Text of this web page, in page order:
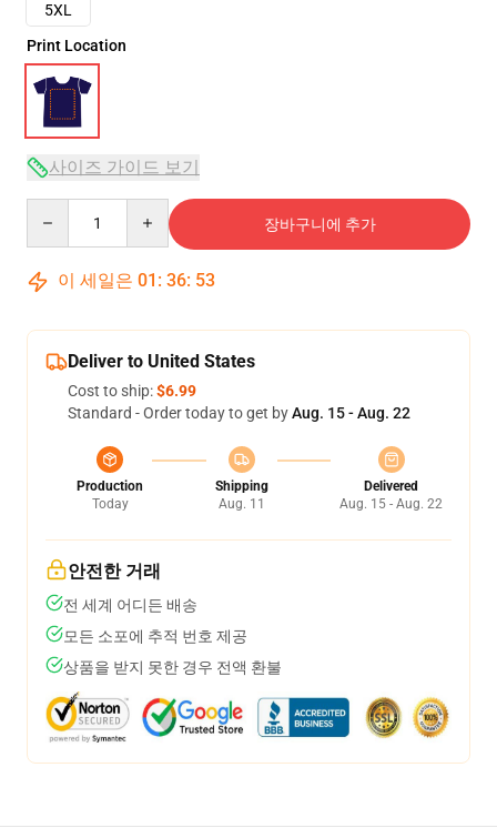
5XL
Print Location
사이즈 가이드 보기
장바구니에 추가
이 세일은 01 : 36: 53
Deliver to United States
Cost to ship:$6.99
Standard - Order today to get byAug. 15 - Aug. 22
Production
Today
Shipping
Aug. 11
Delivered
Aug. 15 - Aug. 22
안전한 거래
전 세계 어디든 배송
모든 소포에 추적 번호 제공
상품을 받지 못한 경우 전액 환불